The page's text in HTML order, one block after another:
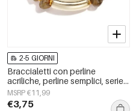
2-5 GIORNI
Braccialetti con perline
acriliche, perline semplici, serie
Simple Daily, gioielli da donna
MSRP €11,99
€3,75